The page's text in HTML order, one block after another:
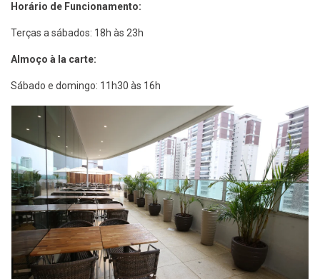
Horário de Funcionamento:
Terças a sábados: 18h às 23h
Almoço à la carte:
Sábado e domingo: 11h30 às 16h